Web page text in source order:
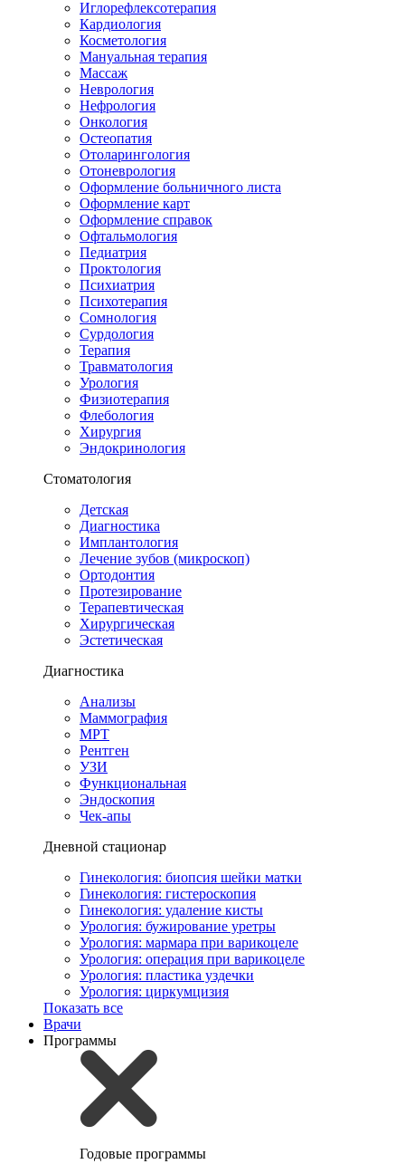
Иглорефлексотерапия
Кардиология
Косметология
Мануальная терапия
Массаж
Неврология
Нефрология
Онкология
Остеопатия
Отоларингология
Отоневрология
Оформление больничного листа
Оформление карт
Оформление справок
Офтальмология
Педиатрия
Проктология
Психиатрия
Психотерапия
Сомнология
Сурдология
Терапия
Травматология
Урология
Физиотерапия
Флебология
Хирургия
Эндокринология
Стоматология
Детская
Диагностика
Имплантология
Лечение зубов (микроскоп)
Ортодонтия
Протезирование
Терапевтическая
Хирургическая
Эстетическая
Диагностика
Анализы
Маммография
МРТ
Рентген
УЗИ
Функциональная
Эндоскопия
Чек-апы
Дневной стационар
Гинекология: биопсия шейки матки
Гинекология: гистероскопия
Гинекология: удаление кисты
Урология: бужирование уретры
Урология: мармара при варикоцеле
Урология: операция при варикоцеле
Урология: пластика уздечки
Урология: циркумцизия
Показать все
Врачи
Программы
Годовые программы